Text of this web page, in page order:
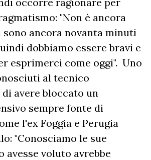
"Non è ancora
ancora novanta minuti
dobbiamo essere bravi e
esprimerci come oggi". Uno
al tecnico
avere bloccato un
sempre fonte di
l'ex Foggia e Perugia
"Conosciamo le sue
avesse voluto avrebbe